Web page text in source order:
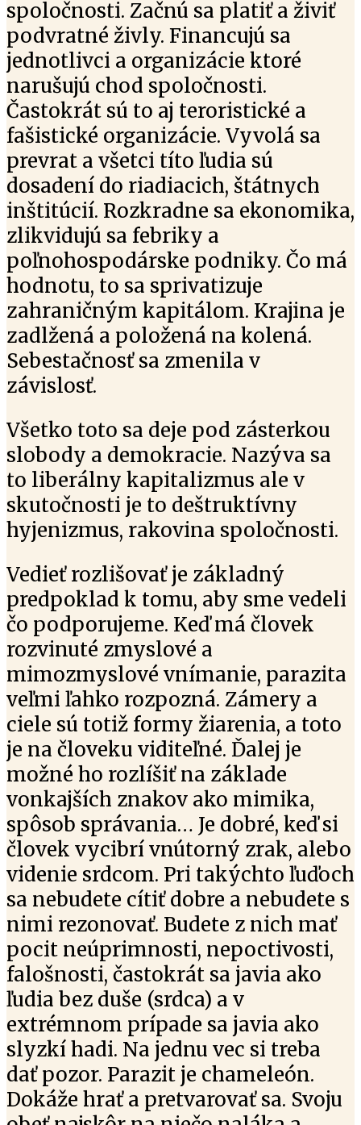
spoločnosti. Začnú sa platiť a živiť
podvratné živly. Financujú sa
jednotlivci a organizácie ktoré
narušujú chod spoločnosti.
Častokrát sú to aj teroristické a
fašistické organizácie. Vyvolá sa
prevrat a všetci títo ľudia sú
dosadení do riadiacich, štátnych
inštitúcií. Rozkradne sa ekonomika,
zlikvidujú sa febriky a
poľnohospodárske podniky. Čo má
hodnotu, to sa sprivatizuje
zahraničným kapitálom. Krajina je
zadlžená a položená na kolená.
Sebestačnosť sa zmenila v
závislosť.
Všetko toto sa deje pod zásterkou
slobody a demokracie. Nazýva sa
to liberálny kapitalizmus ale v
skutočnosti je to deštruktívny
hyjenizmus, rakovina spoločnosti.
Vedieť rozlišovať je základný
predpoklad k tomu, aby sme vedeli
čo podporujeme. Keď má človek
rozvinuté zmyslové a
mimozmyslové vnímanie, parazita
veľmi ľahko rozpozná. Zámery a
ciele sú totiž formy žiarenia, a toto
je na človeku viditeľné. Ďalej je
možné ho rozlíšiť na základe
vonkajších znakov ako mimika,
spôsob správania… Je dobré, keď si
človek vycibrí vnútorný zrak, alebo
videnie srdcom. Pri takýchto ľuďoch
sa nebudete cítiť dobre a nebudete s
nimi rezonovať. Budete z nich mať
pocit neúprimnosti, nepoctivosti,
falošnosti, častokrát sa javia ako
ľudia bez duše (srdca) a v
extrémnom prípade sa javia ako
slyzkí hadi. Na jednu vec si treba
dať pozor. Parazit je chameleón.
Dokáže hrať a pretvarovať sa. Svoju